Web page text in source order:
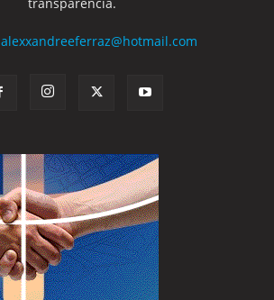
alexxandreeferraz@hotmail.com